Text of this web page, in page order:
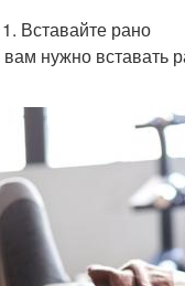
Вставайте рано
нужно